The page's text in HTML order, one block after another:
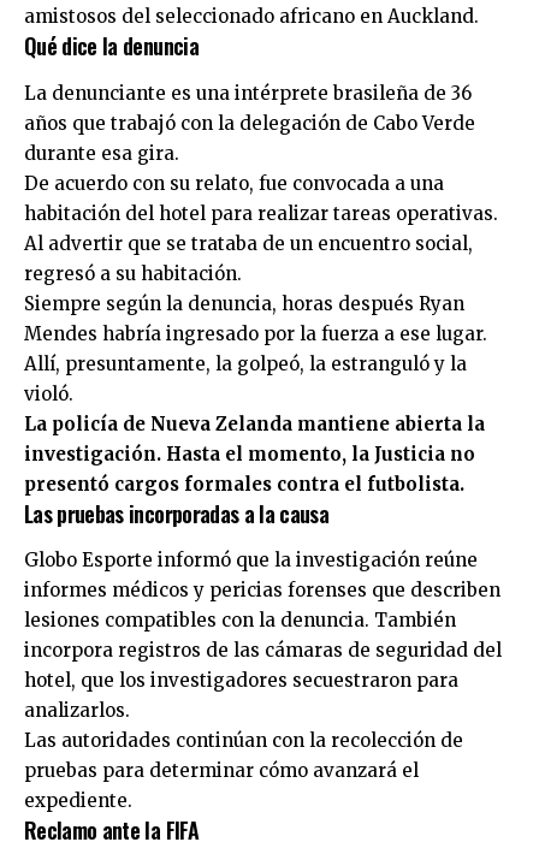
amistosos del seleccionado africano en Auckland.
Qué dice la denuncia
La denunciante es una intérprete brasileña de 36
años que trabajó con la delegación de Cabo Verde
durante esa gira.
De acuerdo con su relato, fue convocada a una
habitación del hotel para realizar tareas operativas.
Al advertir que se trataba de un encuentro social,
regresó a su habitación.
Siempre según la denuncia, horas después Ryan
Mendes habría ingresado por la fuerza a ese lugar.
Allí, presuntamente, la golpeó, la estranguló y la
violó.
La policía de Nueva Zelanda mantiene abierta la
investigación. Hasta el momento, la Justicia no
presentó cargos formales contra el futbolista.
Las pruebas incorporadas a la causa
Globo Esporte informó que la investigación reúne
informes médicos y pericias forenses que describen
lesiones compatibles con la denuncia. También
incorpora registros de las cámaras de seguridad del
hotel, que los investigadores secuestraron para
analizarlos.
Las autoridades continúan con la recolección de
pruebas para determinar cómo avanzará el
expediente.
Reclamo ante la FIFA